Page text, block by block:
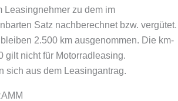
Leasingnehmer zu dem im
Satz nachberechnet bzw. vergütet.
2.500 km ausgenommen. Die km-
gilt nicht für Motorradleasing.
sich aus dem Leasingantrag.